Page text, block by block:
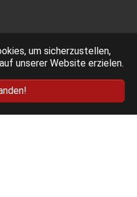
um sicherzustellen,
unserer Website erzielen.